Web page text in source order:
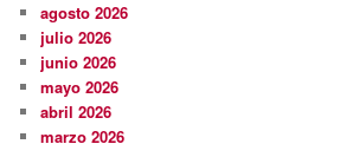
agosto 2026
julio 2026
junio 2026
mayo 2026
abril 2026
marzo 2026